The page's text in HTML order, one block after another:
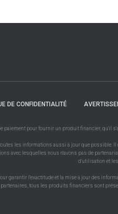
DE CONFIDENTIALITÉ
paiement pour fournir un produit financier, qu'il
les informations aussi à jour que
avec lesquelles nous n'avons pas de
d'utilisation et
garantir l'exactitude et la mise à jour des
tous les produits financiers sont